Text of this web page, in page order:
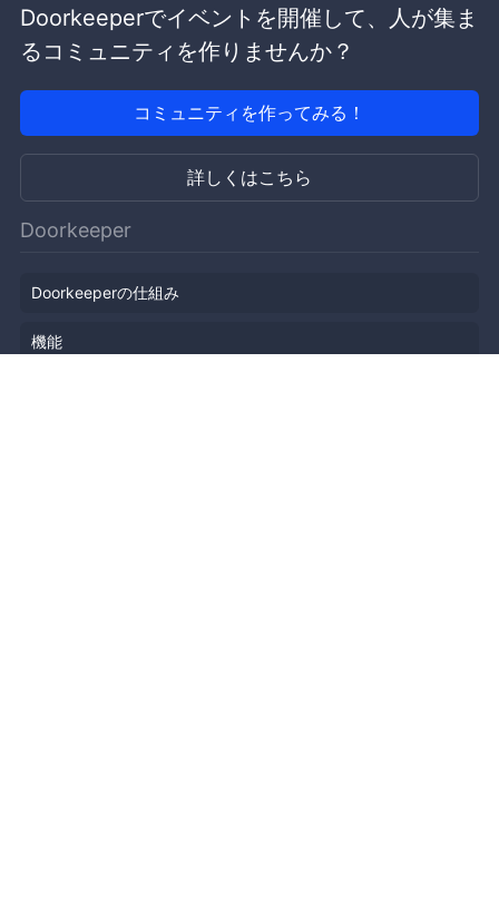
Doorkeeperでイベントを開催して、人が集ま
るコミュニティを作りませんか？
コミュニティを作ってみる！
詳しくはこちら
Doorkeeper
Doorkeeperの仕組み
機能